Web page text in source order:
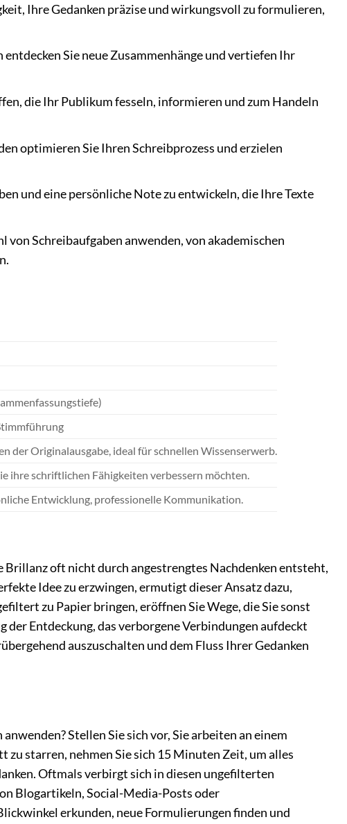
Ihre Gedanken präzise und wirkungsvoll zu formulieren,
Sie neue Zusammenhänge und vertiefen Ihr
die Ihr Publikum fesseln, informieren und zum Handeln
optimieren Sie Ihren Schreibprozess und erzielen
und eine persönliche Note zu entwickeln, die Ihre Texte
von Schreibaufgaben anwenden, von akademischen
der Originalausgabe, ideal für schnellen Wissenserwerb.
ihre schriftlichen Fähigkeiten verbessern möchten.
Entwicklung, professionelle Kommunikation.
Brillanz oft nicht durch angestrengtes Nachdenken entsteht,
Idee zu erzwingen, ermutigt dieser Ansatz dazu,
zu Papier bringen, eröffnen Sie Wege, die Sie sonst
Entdeckung, das verborgene Verbindungen aufdeckt
auszuschalten und dem Fluss Ihrer Gedanken
Stellen Sie sich vor, Sie arbeiten an einem
starren, nehmen Sie sich 15 Minuten Zeit, um alles
Oftmals verbirgt sich in diesen ungefilterten
Blogartikeln, Social-Media-Posts oder
erkunden, neue Formulierungen finden und